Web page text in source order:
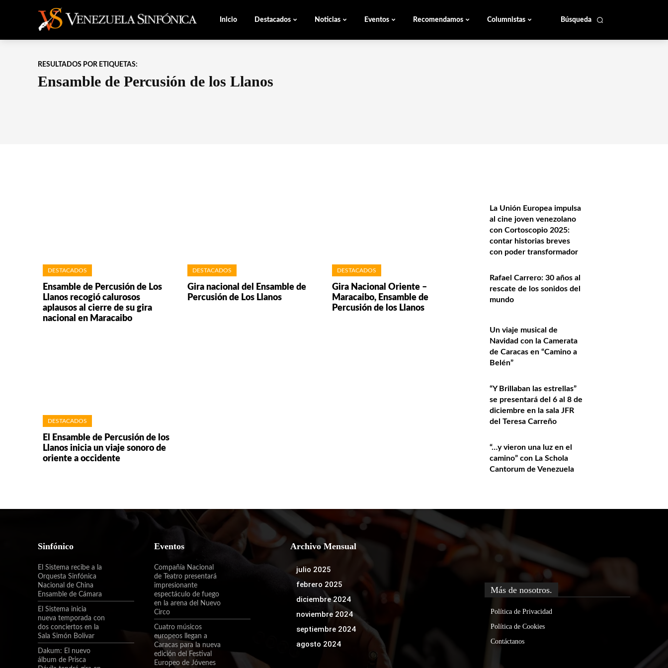
Búsqueda
Inicio Destacados Noticias Eventos Recomendamos Columnistas
RESULTADOS POR ETIQUETAS:
Ensamble de Percusión de los Llanos
DESTACADOS
Ensamble de Percusión de Los
Llanos recogió calurosos
aplausos al cierre de su gira
nacional en Maracaibo
DESTACADOS
Gira nacional del Ensamble de
Percusión de Los Llanos
DESTACADOS
Gira Nacional Oriente –
Maracaibo, Ensamble de
Percusión de los Llanos
DESTACADOS
El Ensamble de Percusión de los
Llanos inicia un viaje sonoro de
oriente a occidente
La Unión Europea impulsa
al cine joven venezolano
con Cortoscopio 2025:
contar historias breves
con poder transformador
Rafael Carrero: 30 años al
rescate de los sonidos del
mundo
Un viaje musical de
Navidad con la Camerata
de Caracas en “Camino a
Belén”
“Y Brillaban las estrellas”
se presentará del 6 al 8 de
diciembre en la sala JFR
del Teresa Carreño
“…y vieron una luz en el
camino” con La Schola
Cantorum de Venezuela
Sinfónico
El Sistema recibe a la
Orquesta Sinfónica
Nacional de China
Ensamble de Cámara
El Sistema inicia
nueva temporada con
dos conciertos en la
Sala Simón Bolívar
Dakum: El nuevo
álbum de Prisca
Eventos
Compañía Nacional
de Teatro presentará
impresionante
espectáculo de fuego
en la arena del Nuevo
Circo
Cuatro músicos
europeos llegan a
Caracas para la nueva
edición del Festival
Europeo de Jóvenes
Archivo Mensual
julio 2025
febrero 2025
diciembre 2024
noviembre 2024
septiembre 2024
agosto 2024
Más de nosotros.
Política de Privacidad
Política de Cookies
Contáctanos